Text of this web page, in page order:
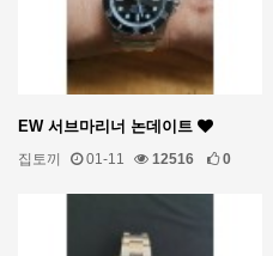
EW 서브마리너 논데이트
집토끼 01-11 12516 0